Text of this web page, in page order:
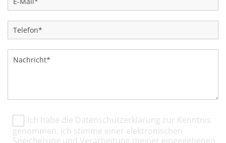
Ich habe die Datenschutzerklärung zur Kenntnis
genommen. Ich stimme einer elektronischen
Speicherung und Verarbeitung meiner eingegebenen